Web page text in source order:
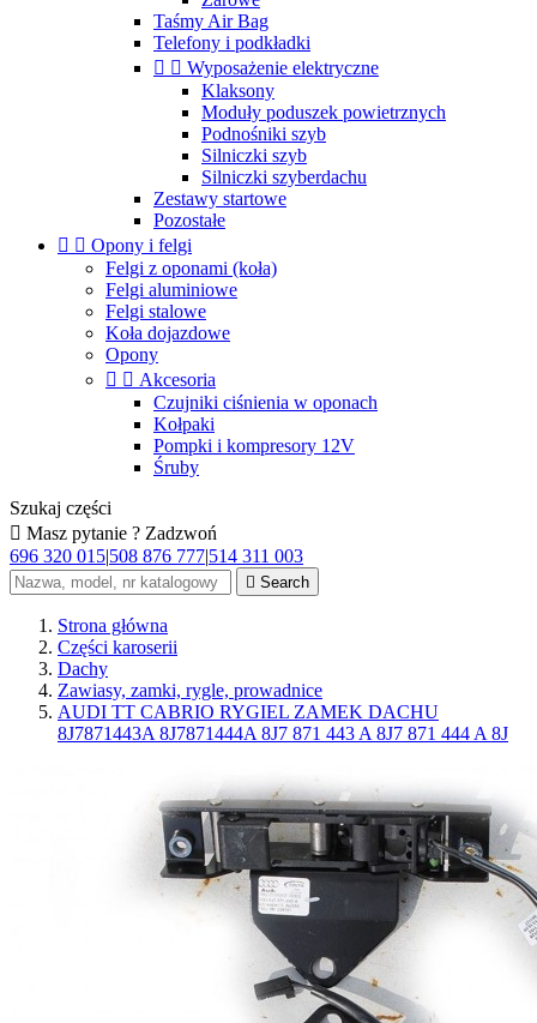
Taśmy Air Bag
Telefony i podkładki
  Wyposażenie elektryczne
Klaksony
Moduły poduszek powietrznych
Podnośniki szyb
Silniczki szyb
Silniczki szyberdachu
Zestawy startowe
Pozostałe
  Opony i felgi
Felgi z oponami (koła)
Felgi aluminiowe
Felgi stalowe
Koła dojazdowe
Opony
  Akcesoria
Czujniki ciśnienia w oponach
Kołpaki
Pompki i kompresory 12V
Śruby
Szukaj części
 Masz pytanie ? Zadzwoń
696 320 015|508 876 777|514 311 003
 Search
Strona główna
Części karoserii
Dachy
Zawiasy, zamki, rygle, prowadnice
AUDI TT CABRIO RYGIEL ZAMEK DACHU
8J7871443A 8J7871444A 8J7 871 443 A 8J7 871 444 A 8J